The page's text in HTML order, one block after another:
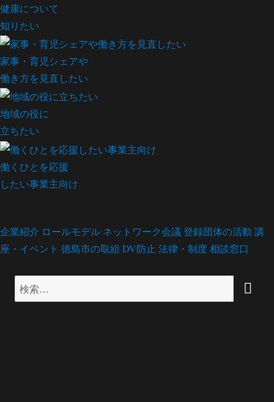
健康について
知りたい
家事・育児シェアや
働き方を見直したい
地域の役に
立ちたい
働くひとを応援
したい事業主向け
企業紹介 ロールモデル ネットワーク会議 登録団体の活動 講
座・イベント 徳島市の取組 DV防止 法律・制度相談窓口
検
索: